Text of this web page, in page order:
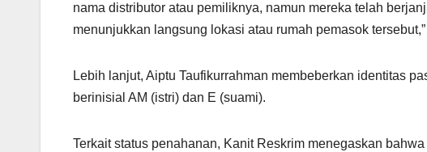
nama distributor atau pemiliknya, namun mereka telah
menunjukkan langsung lokasi atau rumah pemasok
Lebih lanjut, Aiptu Taufikurrahman membeberkan identitas
berinisial AM (istri) dan E (suami).
Terkait status penahanan, Kanit Reskrim menegaskan